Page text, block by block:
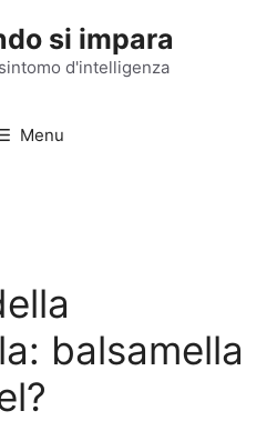
si impara
d'intelligenza
Menu
balsamella